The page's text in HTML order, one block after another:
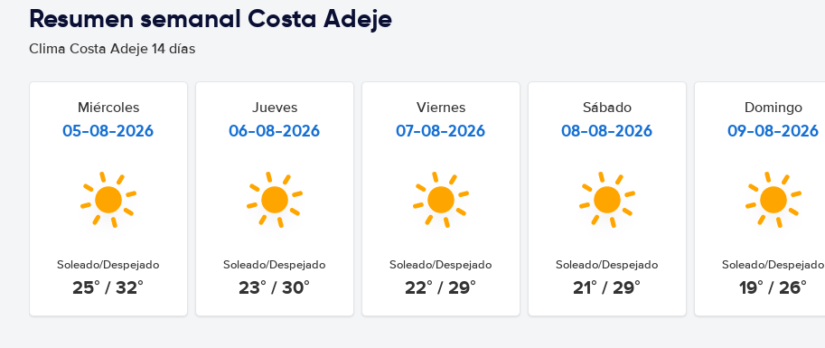
Resumen semanal Costa Adeje
Clima Costa Adeje 14 días
Miércoles
05-08-2026
Soleado/Despejado
25° / 32°
Jueves
06-08-2026
Soleado/Despejado
23° / 30°
Viernes
07-08-2026
Soleado/Despejado
22° / 29°
Sábado
08-08-2026
Soleado/Despejado
21° / 29°
Domingo
09-08-2026
Soleado/Despejado
19° / 26°